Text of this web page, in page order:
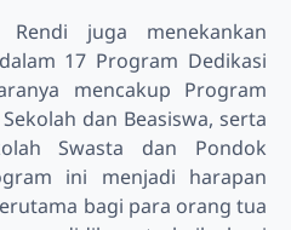
juga menekankan
17 Program Dedikasi
mencakup Program
dan Beasiswa, serta
Swasta dan Pondok
ini menjadi harapan
bagi para orang tua